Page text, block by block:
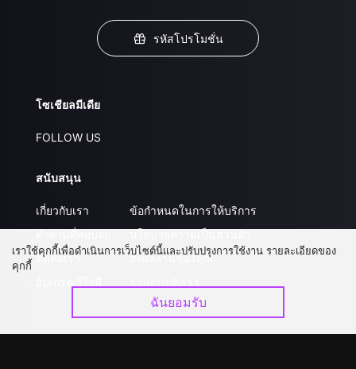
รหัสโปรโมชั่น
โซเชียลมีเดีย
FOLLOW US
สนับสนุน
เกี่ยวกับเรา
ติดต่อเรา
ข้อกำหนดในการให้บริการ
ส่งผลงานของคุณ
เราใช้คุกกี้เพื่อดำเนินการเว็บไซต์นี้และปรับปรุงการใช้งาน รายละเอียดของ
คุกกี้
ฉันยอมรับ